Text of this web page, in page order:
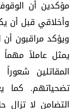
مؤكدين أن
وأخلاقي قبل أن
ويؤكد مراقبون أن
يمثل عاملاً
المقاتلين
تضحياتهم.
التضامن لا